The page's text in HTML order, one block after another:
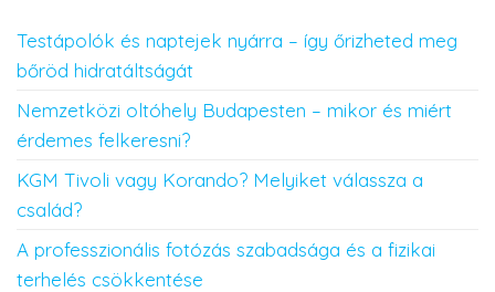
Testápolók és naptejek nyárra – így őrizheted meg
bőröd hidratáltságát
Nemzetközi oltóhely Budapesten – mikor és miért
érdemes felkeresni?
KGM Tivoli vagy Korando? Melyiket válassza a
család?
A professzionális fotózás szabadsága és a fizikai
terhelés csökkentése